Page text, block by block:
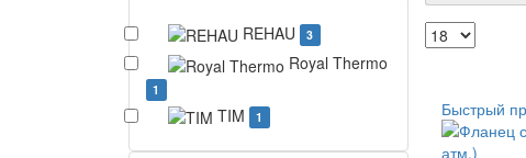
REHAU 3
Royal Thermo
1
TIM 1 Быстрый